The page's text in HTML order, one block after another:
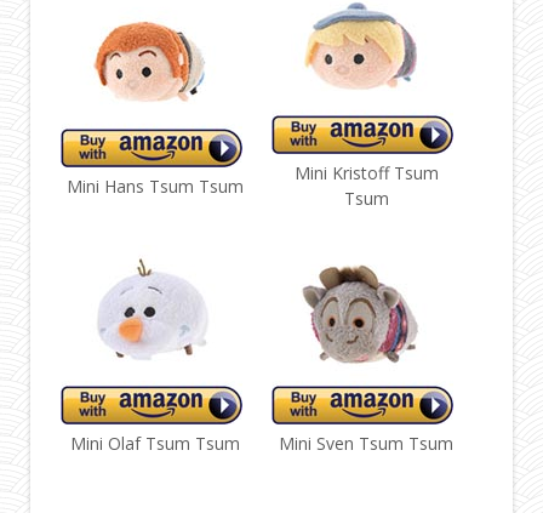
Mini Hans Tsum Tsum
Mini Kristoff Tsum
Tsum
Mini Olaf Tsum Tsum Mini Sven Tsum Tsum